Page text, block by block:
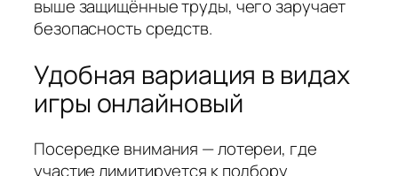
выше защищённые труды, чего заручает
безопасность средств.
Удобная вариация в видах
игры онлайновый
Посередке внимания — лотереи, где
участие лимитируется к подбору